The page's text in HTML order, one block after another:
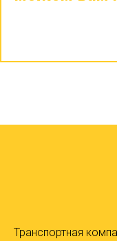
Транспортная